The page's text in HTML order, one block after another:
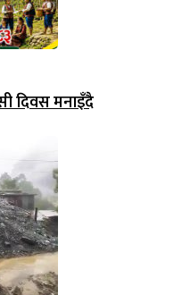
दिवस मनाइँदै